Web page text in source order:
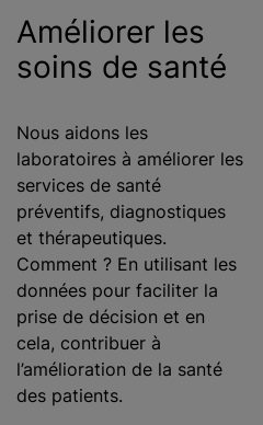
Améliorer les
soins de santé
Nous aidons les
laboratoires à améliorer les
services de santé
préventifs, diagnostiques
et thérapeutiques.
Comment ? En utilisant les
données pour faciliter la
prise de décision et en
cela, contribuer à
l’amélioration de la santé
des patients.